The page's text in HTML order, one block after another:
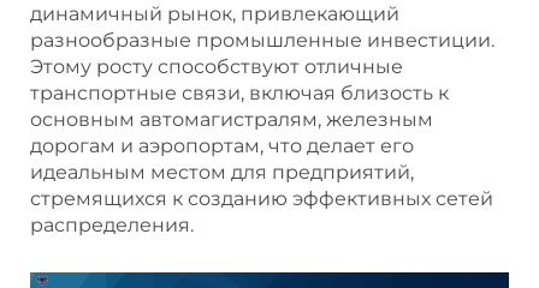
динамичный рынок, привлекающий
разнообразные промышленные инвестиции.
Этому росту способствуют отличные
транспортные связи, включая близость к
основным автомагистралям, железным
дорогам и аэропортам, что делает его
идеальным местом для предприятий,
стремящихся к созданию эффективных сетей
распределения.